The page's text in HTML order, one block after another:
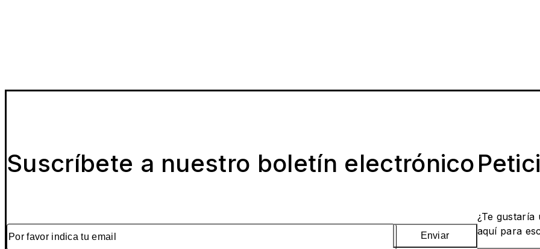
Suscríbete a nuestro boletín electrónico
Por favor indica tu email
Enviar
¿Te gustaría
aquí para